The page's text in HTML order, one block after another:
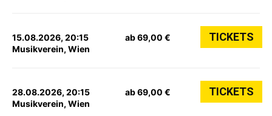
15.08.2026, 20:15
Musikverein, Wien
ab 69,00 € TICKETS
28.08.2026, 20:15
Musikverein, Wien
ab 69,00 € TICKETS